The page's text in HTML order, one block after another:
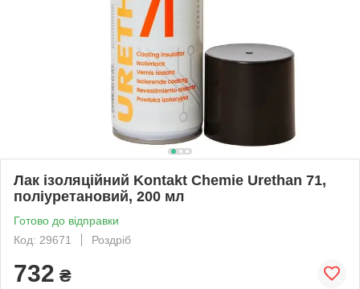
Лак ізоляційний Kontakt Chemie Urethan 71,
поліуретановий, 200 мл
Готово до відправки
Код: 29671
Роздріб
732 ₴